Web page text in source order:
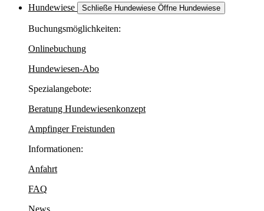
Hundewiese Schließe Hundewiese Öffne Hundewiese
Buchungsmöglichkeiten:
Onlinebuchung
Hundewiesen-Abo
Spezialangebote:
Beratung Hundewiesenkonzept
Ampfinger Freistunden
Informationen:
Anfahrt
FAQ
News